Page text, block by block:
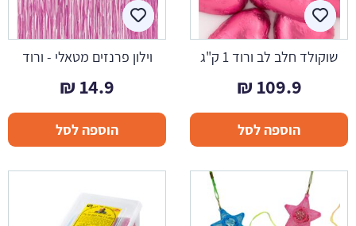
שוקולד חלב לב ורוד 1 ק"ג
109.9
₪
הוספה לסל
וילון פרנזים מטאלי - ורוד
14.9
₪
הוספה לסל